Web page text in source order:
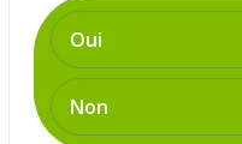
Oui
Non